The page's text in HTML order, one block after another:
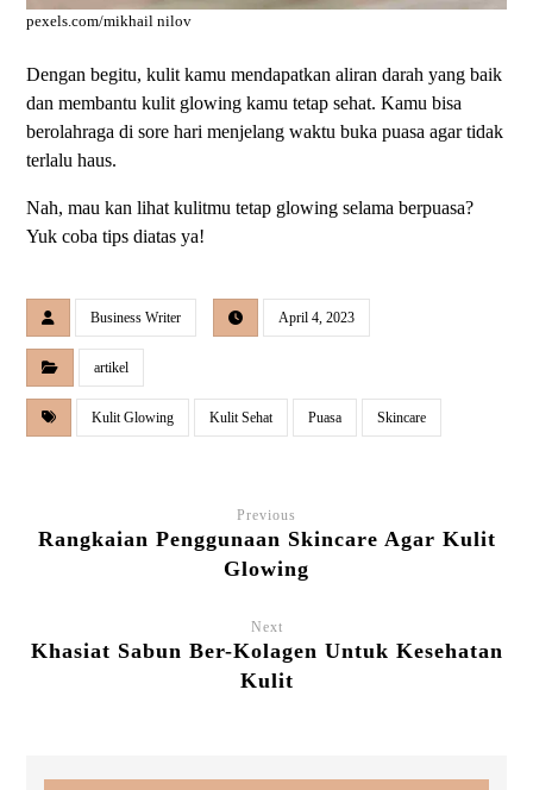
pexels.com/mikhail nilov
Dengan begitu, kulit kamu mendapatkan aliran darah yang baik
dan membantu kulit glowing kamu tetap sehat. Kamu bisa
berolahraga di sore hari menjelang waktu buka puasa agar tidak
terlalu haus.
Nah, mau kan lihat kulitmu tetap glowing selama berpuasa?
Yuk coba tips diatas ya!
Business Writer April 4, 2023
artikel
Kulit Glowing Kulit Sehat Puasa Skincare
Previous
Rangkaian Penggunaan Skincare Agar Kulit
Glowing
Next
Khasiat Sabun Ber-Kolagen Untuk Kesehatan
Kulit